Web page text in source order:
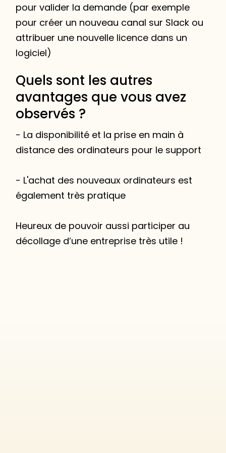
pour valider la demande (par exemple
pour créer un nouveau canal sur Slack ou
attribuer une nouvelle licence dans un
logiciel)
Quels sont les autres
avantages que vous avez
observés ?
- La disponibilité et la prise en main à
distance des ordinateurs pour le support
- L'achat des nouveaux ordinateurs est
également très pratique
Heureux de pouvoir aussi participer au
décollage d’une entreprise très utile !